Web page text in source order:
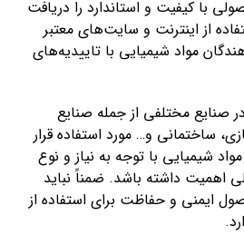
با کیفیت و استاندارد را دریافت
از اینترنت و سایت‌های معتبر
مواد شیمیایی با تاییدیه‌های
صنایع مختلفی از جمله صنایع
ساختمانی و… مورد استفاده قرار
مواد شیمیایی با توجه به نیاز و نوع
اهمیت داشته باشد. ضمناً نباید
ایمنی و حفاظت برای استفاده از